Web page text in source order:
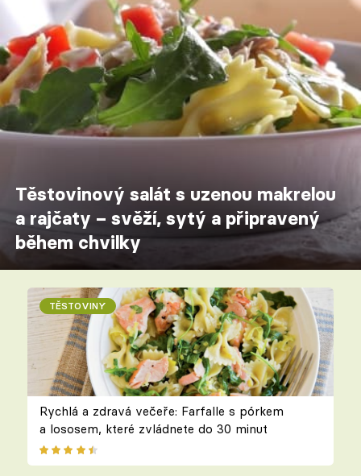
Těstovinový salát s uzenou makrelou
a rajčaty – svěží, sytý a připravený
během chvilky
TĚSTOVINY
Rychlá a zdravá večeře: Farfalle s pórkem
a lososem, které zvládnete do 30 minut